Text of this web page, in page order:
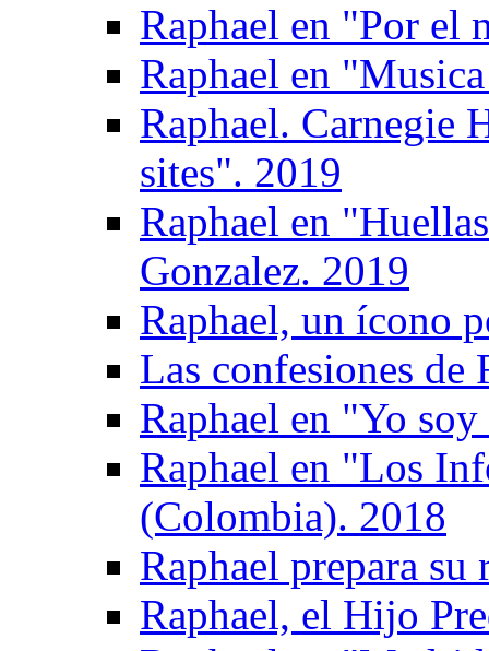
Raphael en "Por el
Raphael en
Raphael. Carnegie
sites". 2019
Raphael en
Gonzalez. 2019
Raphael, un ícono
Las confesiones de
Raphael en "Yo
Raphael en "Los
(Colombia). 2018
Raphael prepara
Raphael, el Hijo